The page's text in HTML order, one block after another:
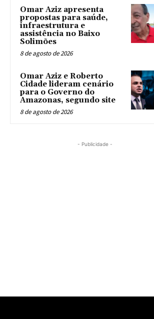
Omar Aziz apresenta
propostas para saúde,
infraestrutura e
assistência no Baixo
Solimões
8 de agosto de 2026
Omar Aziz e Roberto
Cidade lideram cenário
para o Governo do
Amazonas, segundo site
8 de agosto de 2026
- Publicidade -